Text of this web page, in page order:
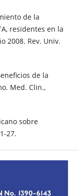
de la
residentes en la
2008. Rev. Univ.
de la
Med. Clin.,
sobre
27.